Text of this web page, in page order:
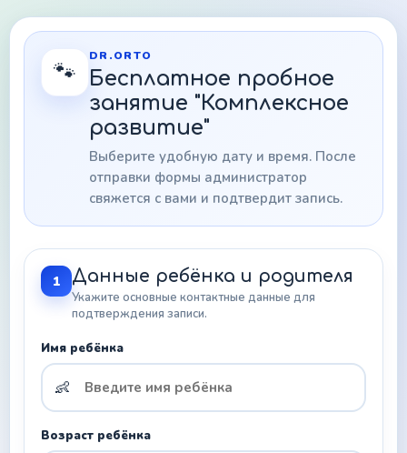
🐾
DR.ORTO
Бесплатное пробное
занятие "Комплексное
развитие"
Выберите удобную дату и время. После
отправки формы администратор
свяжется с вами и подтвердит запись.
1 Данные ребёнка и родителя
Укажите основные контактные данные для
подтверждения записи.
Имя ребёнка
👶
Возраст ребёнка